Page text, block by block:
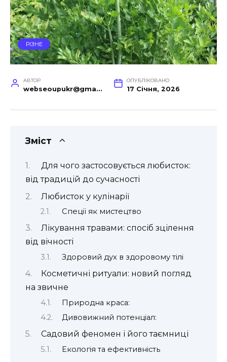
РІЗНЕ
АВТОР
webseoupukr@gmail.com
ОПУБЛІКОВАНО
17 Січня, 2026
Зміст
Для чого застосовується любисток:
від традицій до сучасності
Любисток у кулінарії
Спеції як мистецтво
Лікування травами: спосіб зцілення
від вічності
Здоровий дух в здоровому тілі
Косметичні ритуали: новий погляд
на звичне
Природна краса:
Дивовижний потенціал:
Садовий феномен і його таємниці
Екологія та ефективність